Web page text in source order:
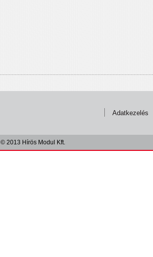
Adatkezelés
© 2013 Hírös Modul Kft.